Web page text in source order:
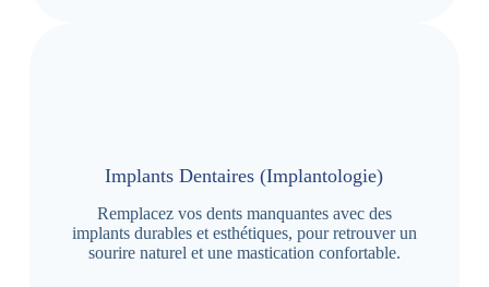
Implants Dentaires (Implantologie)
Remplacez vos dents manquantes avec des
implants durables et esthétiques, pour retrouver un
sourire naturel et une mastication confortable.